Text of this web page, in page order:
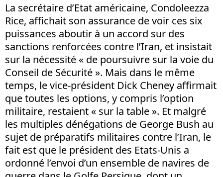
La secrétaire d’Etat américaine, Condoleezza
Rice, affichait son assurance de voir ces six
puissances aboutir à un accord sur des
sanctions renforcées contre l’Iran, et insistait
sur la nécessité « de poursuivre sur la voie du
Conseil de Sécurité ». Mais dans le même
temps, le vice-président Dick Cheney affirmait
que toutes les options, y compris l’option
militaire, restaient « sur la table ». Et malgré
les multiples dénégations de George Bush au
sujet de préparatifs militaires contre l’Iran, le
fait est que le président des Etats-Unis a
ordonné l’envoi d’un ensemble de navires de